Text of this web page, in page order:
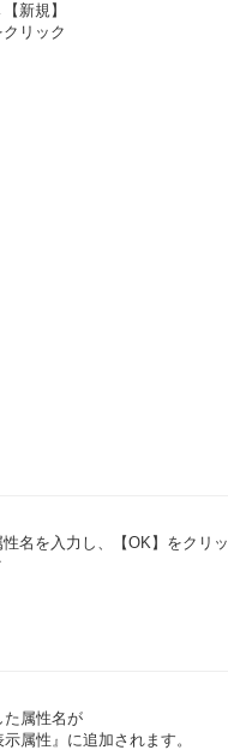
新規】
クリック
性名を入力し、【OK】をクリッ
た属性名が
属性』に追加されます。